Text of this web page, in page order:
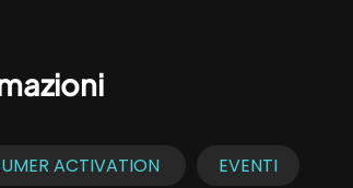
ACTIVATION EVENTI